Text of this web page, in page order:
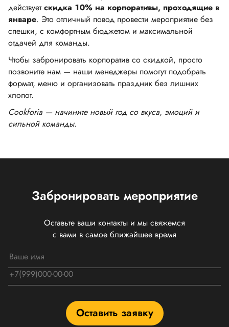
действуетскидка 10% на корпоративы, проходящие в
январе. Это отличный повод провести мероприятие без
спешки, с комфортным бюджетом и максимальной
отдачей для команды.
Чтобы забронировать корпоратив со скидкой, просто
позвоните нам — наши менеджеры помогут подобрать
формат, меню и организовать праздник без лишних
хлопот.
Cookforia — начините новый год со вкуса, эмоций и
сильной команды.
Забронировать мероприятие
Оставьте ваши контакты и мы свяжемся
с вами в самое ближайшее время
Оставить заявку